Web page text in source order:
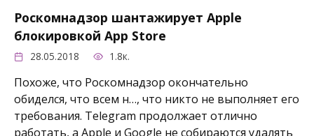
Роскомнадзор шантажирует Apple
блокировкой App Store
28.05.2018 1.8к.
Похоже, что Роскомнадзор окончательно
обиделся, что всем н…, что никто не выполняет его
требования. Telegram продолжает отлично
работать, а Apple и Google не собираются удалять